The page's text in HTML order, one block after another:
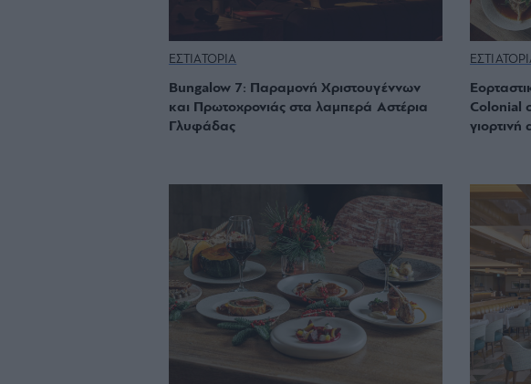
ΕΣΤΙΑΤΟΡΙΑ
Bungalow 7: Παραμονή Χριστουγέννων
και Πρωτοχρονιάς στα λαμπερά Αστέρια
Γλυφάδας
Colonial